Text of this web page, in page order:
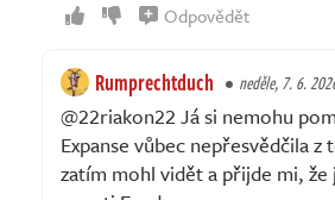
Odpovědět
Rumprechtduch neděle, 7. 6.
@22riakon22 Já si nemohu
Expanse vůbec nepřesvědčila z
zatím mohl vidět a přijde mi, že